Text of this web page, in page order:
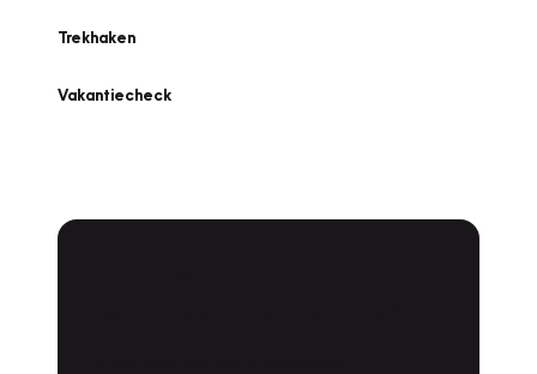
Trekhaken
Vakantiecheck